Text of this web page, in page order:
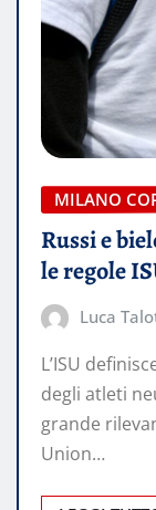
MILANO
Russi e
le regole
Luca
L’ISU
degli atleti
grande
Union…